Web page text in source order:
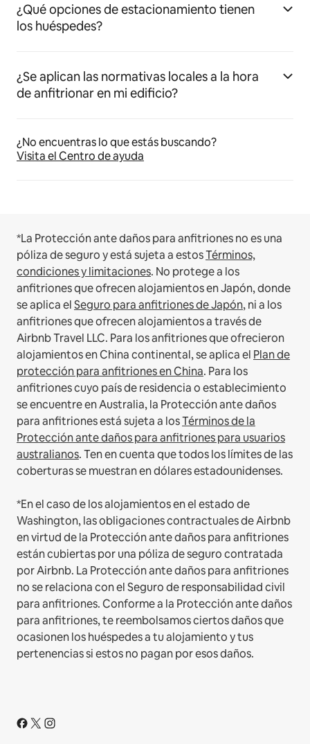
¿Qué opciones de estacionamiento tienen
los huéspedes?
¿Se aplican las normativas locales a la hora
de anfitrionar en mi edificio?
¿No encuentras lo que estás buscando?
Visita el Centro de ayuda
*La Protección ante daños para anfitriones no es una
póliza de seguro y está sujeta a estosTérminos,
condiciones y limitaciones. No protege a los
anfitriones que ofrecen alojamientos en Japón, donde
se aplica elSeguro para anfitriones de Japón, ni a los
anfitriones que ofrecen alojamientos a través de
Airbnb Travel LLC. Para los anfitriones que ofrecieron
alojamientos en China continental, se aplica el Plan de
protección para anfitriones en China. Para los
anfitriones cuyo país de residencia o establecimiento
se encuentre en Australia, la Protección ante daños
para anfitriones está sujeta a losTérminos de la
Protección ante daños para anfitriones para usuarios
australianos. Ten en cuenta que todos los límites de las
coberturas se muestran en dólares estadounidenses.
*En el caso de los alojamientos en el estado de
Washington, las obligaciones contractuales de Airbnb
en virtud de la Protección ante daños para anfitriones
están cubiertas por una póliza de seguro contratada
por Airbnb. La Protección ante daños para anfitriones
no se relaciona con el Seguro de responsabilidad civil
para anfitriones. Conforme a la Protección ante daños
para anfitriones, te reembolsamos ciertos daños que
ocasionen los huéspedes a tu alojamiento y tus
pertenencias si estos no pagan por esos daños.